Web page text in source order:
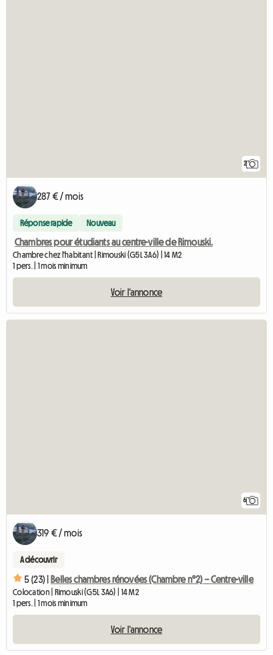
2
287 € / mois
Réponse rapide Nouveau
Chambres pour étudiants au centre-ville de Rimouski.
Chambre chez l'habitant | Rimouski (G5L 3A6) | 14 M2
1 pers. | 1 mois minimum
Voir l'annonce
6
319 € / mois
A découvrir
5 (23) | Belles chambres rénovées (Chambre n°2) – Centre-ville
Colocation | Rimouski (G5L 3A6) | 14 M2
1 pers. | 1 mois minimum
Voir l'annonce